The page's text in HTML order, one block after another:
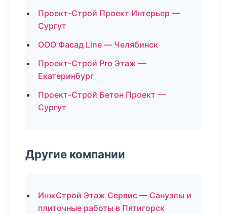
Проект-Строй Проект Интерьер —
Сургут
ООО Фасад Line — Челябинск
Проект-Строй Pro Этаж —
Екатеринбург
Проект-Строй Бетон Проект —
Сургут
Другие компании
ИнжСтрой Этаж Сервис — Санузлы и
плиточные работы в Пятигорск